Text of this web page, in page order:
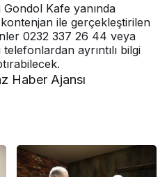
Gondol Kafe yanında
ile gerçekleştirilen
0232 337 26 44 veya
telefonlardan ayrıntılı bilgi
Haber Ajansı